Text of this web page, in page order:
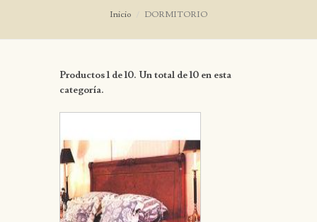
Inicio DORMITORIO
Productos 1 de 10. Un total de 10 en esta
categoría.